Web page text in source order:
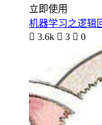
立即使用
机器学习之逻辑
 3.6k  3  0